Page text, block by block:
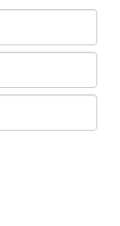
náušnice